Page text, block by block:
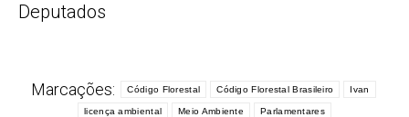
Deputados
Marcações: Código Florestal Código Florestal Brasileiro Ivan
licença ambiental Meio Ambiente Parlamentares